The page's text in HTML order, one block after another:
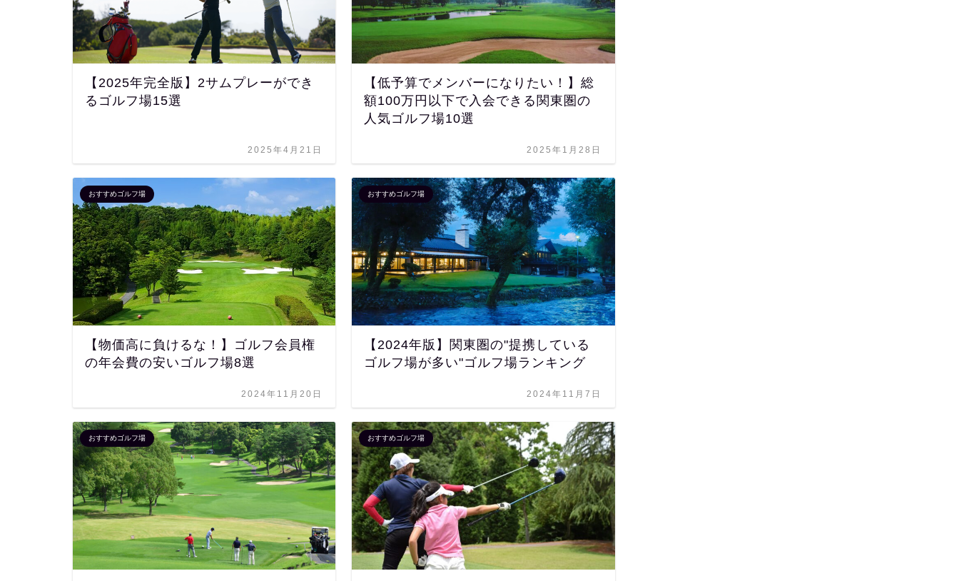
【2025年完全版】2サムプレーができ
るゴルフ場15選
2025年4月21日
【低予算でメンバーになりたい！】総
額100万円以下で入会できる関東圏の
人気ゴルフ場10選
2025年1月28日
おすすめゴルフ場
【物価高に負けるな！】ゴルフ会員権
の年会費の安いゴルフ場8選
2024年11月20日
おすすめゴルフ場
【2024年版】関東圏の"提携している
ゴルフ場が多い"ゴルフ場ランキング
2024年11月7日
おすすめゴルフ場 おすすめゴルフ場